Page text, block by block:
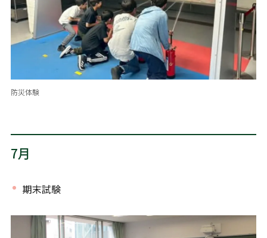
防災体験
7月
期末試験